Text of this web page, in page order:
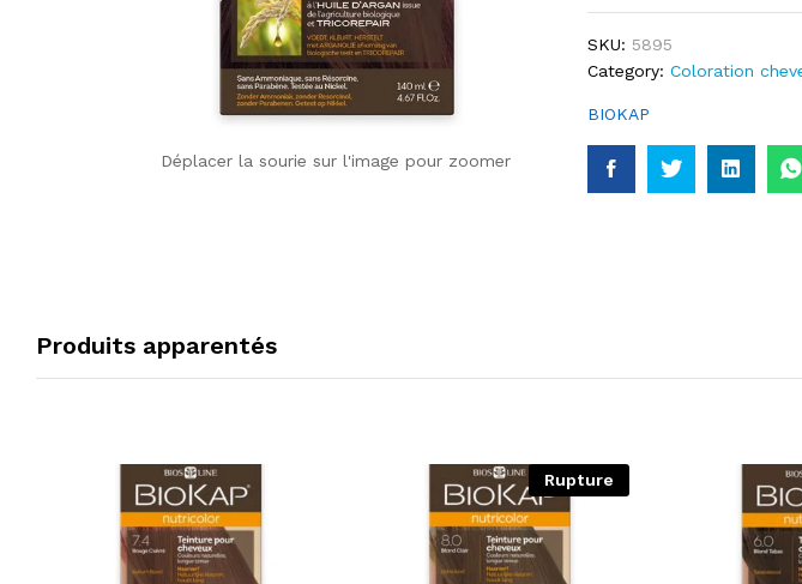
Déplacer la sourie sur l'image pour zoomer
SKU: 5895
Category: Coloration
BIOKAP
Produits apparentés
Rupture